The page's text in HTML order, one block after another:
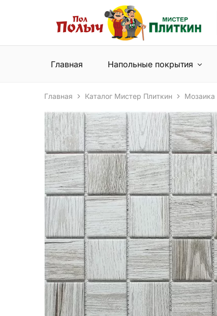
Пол
Полыч
Плиткин
Сеть
магазинов
и
керамической
Главная Напольные покрытия
Главная Каталог Мистер Плиткин Мозаика